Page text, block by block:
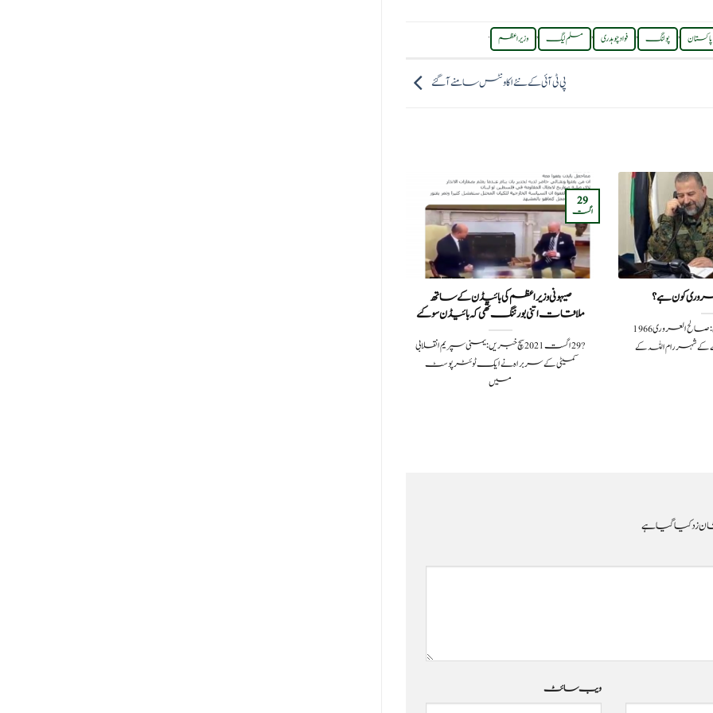
پاکستان , پولنگ , فواد چوہدری , مسلم لیگ , وزیر اعظم .
پی ٹی آئی کے نئے اکاونٹس سامنے آگئے
کون ہے؟
?️ 3 جنوری 2024سچ خبریں:صالح العروری 1966
شہر رام اللہ کے
صیہونی وزیر اعظم کی بائیڈن کے ساتھ
ملاقات اتنی بورننگ تھی کہ بائیڈن سو گئے
?️ 29 اگست 2021سچ خبریں:یمنی سپریم انقلابی
کمیٹی کے سربراہ نے ایک ٹوئٹر پوسٹ
میں
29
اگست
زد کیا گیا ہے
ویب‌ سائٹ